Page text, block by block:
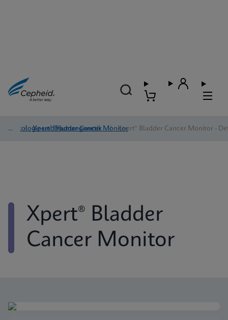
Onkologie und Humangenetik
/ Xpert® Bladder Cancer Monitor
/ Xpert® Bladder Cancer Monitor -
Xpert® Bladder
Cancer Monitor